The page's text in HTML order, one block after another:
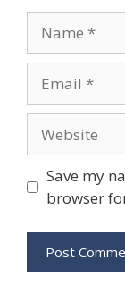
Save my
browser